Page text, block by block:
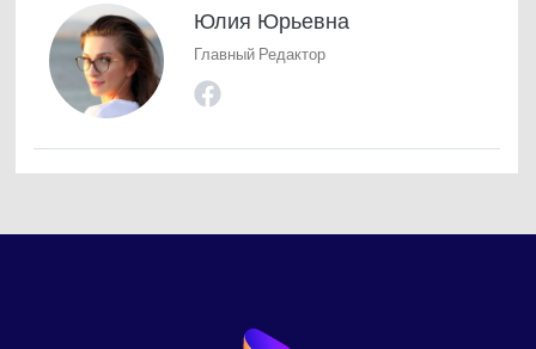
Юлия Юрьевна
Главный Редактор